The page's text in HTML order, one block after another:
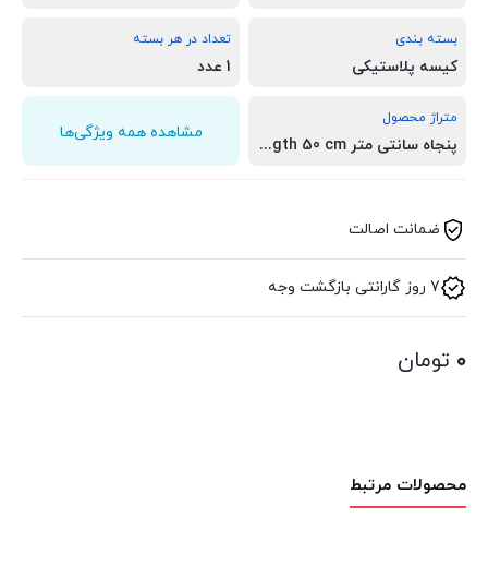
بسته بندی
کیسه پلاستیکی
تعداد در هر بسته
1 عدد
متراژ محصول
پنجاه سانتی متر Length 50 cm
مشاهده همه ویژگی‌ها
ضمانت اصالت
7 روز گارانتی بازگشت وجه
۰ تومان
محصولات مرتبط